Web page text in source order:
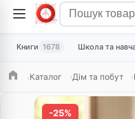
Книги 1678 Школа та
ГоловнаКаталог Дім та побут
-25%